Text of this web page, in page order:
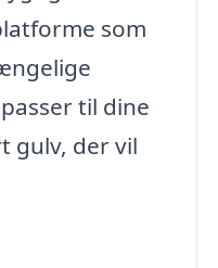
som
til dine
gulv, der vil